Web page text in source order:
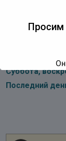
IT Park
Суббота,
Последний
Просим